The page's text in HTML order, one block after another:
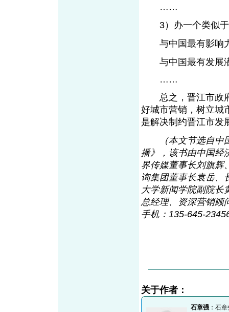
……
3）办一个类似于
与中国最有影响力
与中国最有发展潜
……
总之，晋江市政府
好城市营销，树立城
是解决制约晋江市
（本文节选自
播》，该书由中国经
界传媒董事长刘旗辉
询集团董事长袁岳、
大学新闻学院副院长
总经理、资深营销顾
手机：135-645-
关于作者：
石章强 ：石